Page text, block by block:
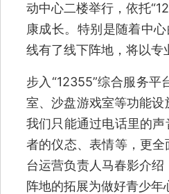
动中心二楼举行，依托
康成长。特别是随着中
线有了线下阵地，将以专
步入“12355”综合服务
室、沙盘游戏室等功能设
我们只能通过电话里的
者的仪态、表情等，更
台运营负责人马春影介
阵地的拓展为做好青少